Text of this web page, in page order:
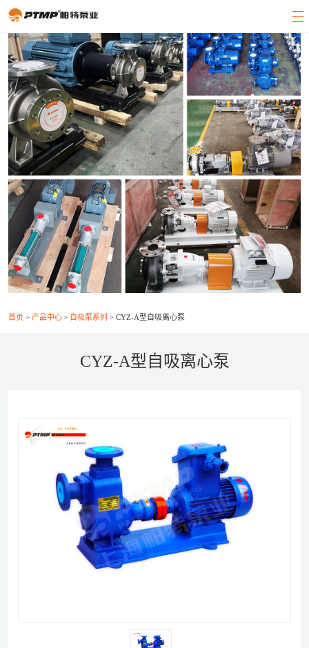
官方首页
产品展示
关于帕特
客户案例
新闻中心
客服中心
021-56037469
+86-21-56386999
xsy@ptcm.com
上海市静安区共和新路3088弄（祥腾财富广场）2号
6F
首页 产品中心 自吸泵系列 CYZ-A型自吸离心泵
CYZ-A型自吸离心泵